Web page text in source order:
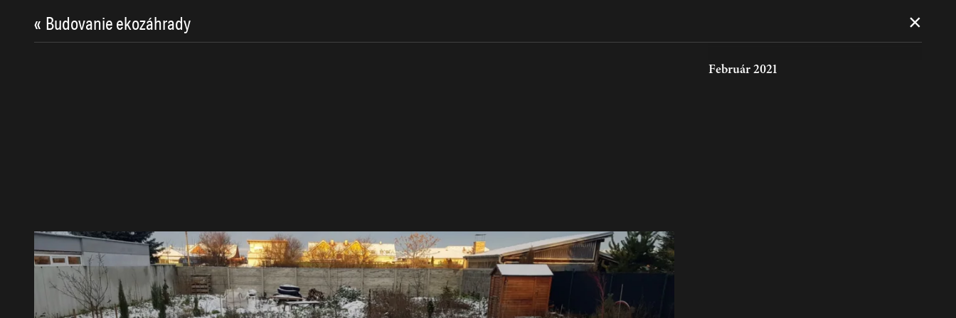
« Budovanie ekozáhrady ×
Február 2021